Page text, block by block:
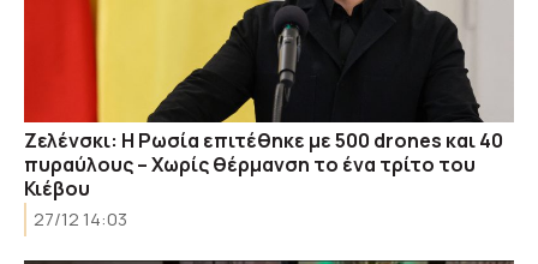
Ζελένσκι: Η Ρωσία επιτέθηκε με 500 drones και 40
πυραύλους – Χωρίς θέρμανση το ένα τρίτο του
Κιέβου
27/12 14:03